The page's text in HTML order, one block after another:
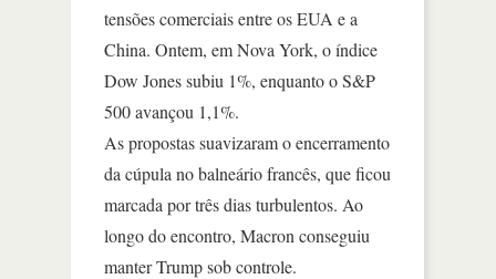
tensões comerciais entre os EUA e a
China. Ontem, em Nova York, o índice
Dow Jones subiu 1%, enquanto o S&P
500 avançou 1,1%.
As propostas suavizaram o encerramento
da cúpula no balneário francês, que ficou
marcada por três dias turbulentos. Ao
longo do encontro, Macron conseguiu
manter Trump sob controle.